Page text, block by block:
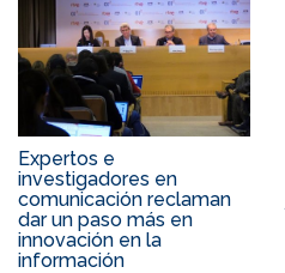
Expertos e
investigadores en
comunicación reclaman
dar un paso más en
innovación en la
información